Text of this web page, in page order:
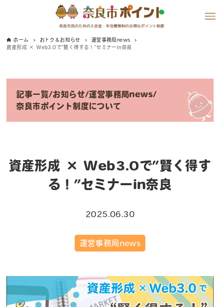
ホーム おトク＆お知らせ
運営事務局news
資産形成 × Web3.0で”賢く得する！”セミナーin奈良
記事一覧/お知らせ/運営事務局news/
奈良市ポイント制度について
資産形成 × Web3.0で”賢く得す
る！”セミナーin奈良
2025.06.30
運営事務局news